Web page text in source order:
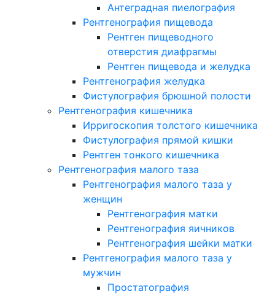
Антеградная пиелография
Рентгенография пищевода
Рентген пищеводного
отверстия диафрагмы
Рентген пищевода и желудка
Рентгенография желудка
Фистулография брюшной полости
Рентгенография кишечника
Ирригоскопия толстого кишечника
Фистулография прямой кишки
Рентген тонкого кишечника
Рентгенография малого таза
Рентгенография малого таза у
женщин
Рентгенография матки
Рентгенография яичников
Рентгенография шейки матки
Рентгенография малого таза у
мужчин
Простатография